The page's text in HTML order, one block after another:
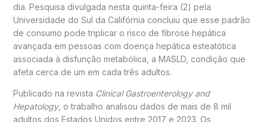
dia. Pesquisa divulgada nesta quinta-feira (2) pela
Universidade do Sul da Califórnia concluiu que esse padrão
de consumo pode triplicar o risco de fibrose hepática
avançada em pessoas com doença hepática esteatótica
associada à disfunção metabólica, a MASLD, condição que
afeta cerca de um em cada três adultos.
Publicado na revista Clinical Gastroenterology and
Hepatology, o trabalho analisou dados de mais de 8 mil
adultos dos Estados Unidos entre 2017 e 2023. Os